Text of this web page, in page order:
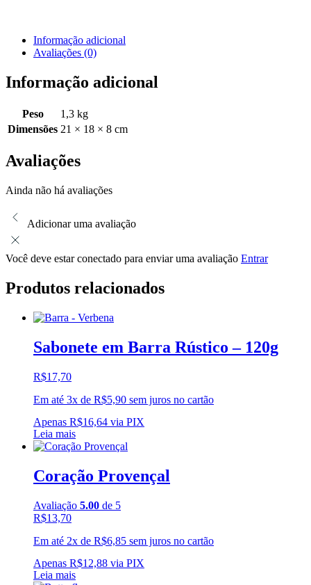
Informação adicional
Avaliações (0)
Informação adicional
Peso
1,3 kg
Dimensões 21 × 18 × 8 cm
Avaliações
Ainda não há avaliações
Adicionar uma avaliação
Você deve estar conectado para enviar uma avaliação Entrar
Produtos relacionados
Sabonete em Barra Rústico – 120g
R$17,70
Em até 3x de R$5,90 sem juros no cartão
Apenas R$16,64 via PIX
Leia mais
Coração Provençal
Avaliação 5.00 de 5
R$13,70
Em até 2x de R$6,85 sem juros no cartão
Apenas R$12,88 via PIX
Leia mais